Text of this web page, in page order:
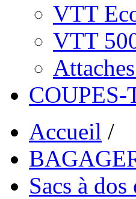
VTT
VTT
COUPES-
Accueil /
Sacs à dos